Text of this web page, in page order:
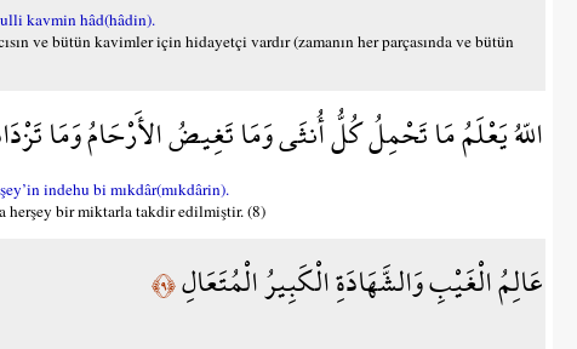
kavmin hâd(hâdin).
ve bütün kavimler için hidayetçi vardır (zamanın her parçasında ve bütün
اللّهُ يَعْلَمُ مَا تَحْمِلُ كُلُّ أُنثَى وَمَا تَغِيضُ الأَرْحَامُ وَمَا
indehu bi mıkdâr(mıkdârin).
herşey bir miktarla takdir edilmiştir. (8)
عَالِمُ الْغَيْبِ وَالشَّهَادَةِ الْكَبِيرُ الْمُتَعَالِ﴿٩﴾